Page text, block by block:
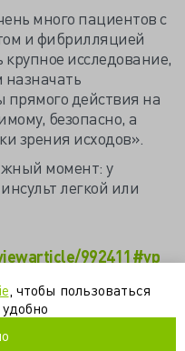
много пациентов с
и фибрилляцией
крупное исследование,
прямого действия на
безопасно, а
зрения исходов».
момент: у
легкой или
992411#vp_
, чтобы пользоваться